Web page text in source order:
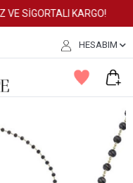
VE SİGORTALI KARGO!
HESABIM